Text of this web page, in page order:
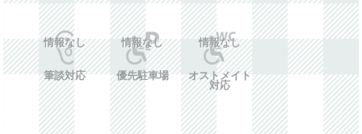
情報なし
筆談対応
情報なし
優先駐車場
情報なし
オストメイト
対応